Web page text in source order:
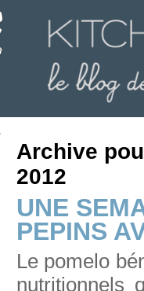
Archive
2012
UNE
PEPINS
Le pomelo
nutritionnels